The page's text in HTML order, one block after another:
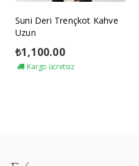
Suni Deri Trençkot Kahve
Uzun
₺1,100.00
Kargo ücretsiz